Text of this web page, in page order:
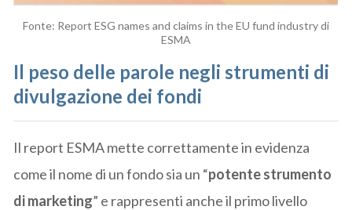
Fonte: Report ESG names and claims in the EU fund industry di
ESMA
Il peso delle parole negli strumenti di
divulgazione dei fondi
Il report ESMA mette correttamente in evidenza
come il nome di un fondo sia un “potente strumento
di marketing” e rappresenti anche il primo livello